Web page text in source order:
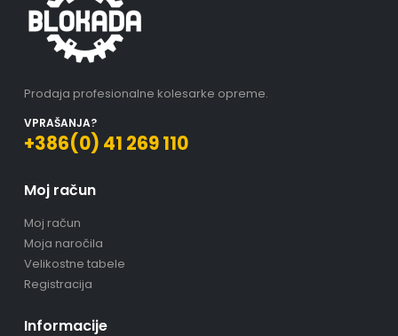
Prodaja profesionalne kolesarke opreme.
VPRAŠANJA?
+386(0) 41 269 110
Moj račun
Moj račun
Moja naročila
Velikostne tabele
Registracija
Informacije